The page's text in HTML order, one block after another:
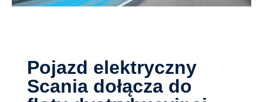
Pojazd elektryczny
Scania dołącza do